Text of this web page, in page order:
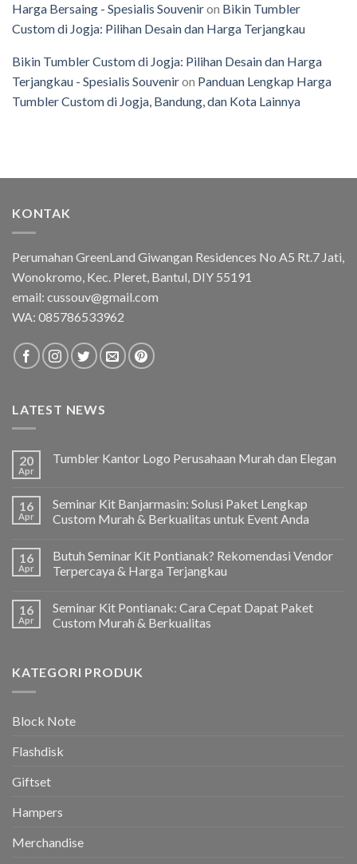
Harga Bersaing - Spesialis Souveniron Bikin Tumbler
Custom di Jogja: Pilihan Desain dan Harga Terjangkau
Bikin Tumbler Custom di Jogja: Pilihan Desain dan Harga
Terjangkau - Spesialis Souveniron Panduan Lengkap Harga
Tumbler Custom di Jogja, Bandung, dan Kota Lainnya
KONTAK
Perumahan GreenLand Giwangan Residences No A5 Rt.7 Jati,
Wonokromo, Kec. Pleret, Bantul, DIY 55191
email: cussouv@gmail.com
WA: 085786533962
LATEST NEWS
20
Apr
Tumbler Kantor Logo Perusahaan Murah dan Elegan
16
Apr
Seminar Kit Banjarmasin: Solusi Paket Lengkap
Custom Murah & Berkualitas untuk Event Anda
16
Apr
Butuh Seminar Kit Pontianak? Rekomendasi Vendor
Terpercaya & Harga Terjangkau
16
Apr
Seminar Kit Pontianak: Cara Cepat Dapat Paket
Custom Murah & Berkualitas
KATEGORI PRODUK
Block Note
Flashdisk
Giftset
Hampers
Merchandise